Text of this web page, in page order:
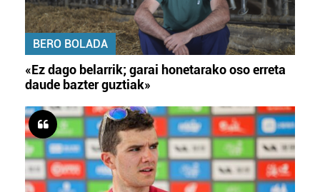
BERO BOLADA
«Ez dago belarrik; garai honetarako oso erreta
daude bazter guztiak»